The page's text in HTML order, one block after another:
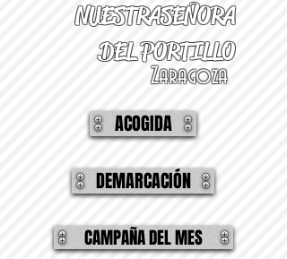
NUESTRASEÑORA
DEL PORTILLO
Zaragoza
ACOGIDA
DEMARCACIÓN
CAMPAÑA DEL MES